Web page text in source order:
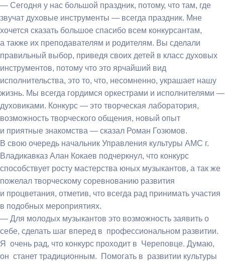
— Сегодня у нас большой праздник, потому, что там, где
звучат духовые инструменты — всегда праздник. Мне
хочется сказать большое спасибо всем конкурсантам,
а также их преподавателям и родителям. Вы сделали
правильный выбор, приведя своих детей в класс духовых
инструментов, потому что это ярчайший вид
исполнительства, это то, что, несомненно, украшает нашу
жизнь. Мы всегда гордимся оркестрами и исполнителями —
духовиками. Конкурс — это творческая лаборатория,
возможность творческого общения, новый опыт
и приятные знакомства — сказал Роман Гозюмов.
В свою очередь начальник Управления культуры АМС г.
Владикавказ Алан Кокаев подчеркнул, что конкурс
способствует росту мастерства юных музыкантов, а так же
пожелал творческому соревнованию развития
и процветания, отметив, что всегда рад принимать участия
в подобных мероприятиях.
— Для молодых музыкантов это возможность заявить о
себе, сделать шаг вперед в профессиональном развитии.
Я очень рад, что конкурс проходит в Череповце. Думаю,
он станет традиционным. Помогать в развитии культуры